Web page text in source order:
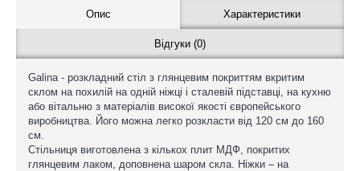
Опис Характеристики
Відгуки (0)
Galina - розкладний стіл з глянцевим покриттям вкритим
склом на похилій на одній ніжці і сталевій підставці, на кухню
або вітальню з матеріалів високої якості європейського
виробництва. Його можна легко розкласти від 120 см до 160
см.
Стільниця виготовлена з кількох плит МДФ, покритих
глянцевим лаком, доповнена шаром скла. Ніжки – на